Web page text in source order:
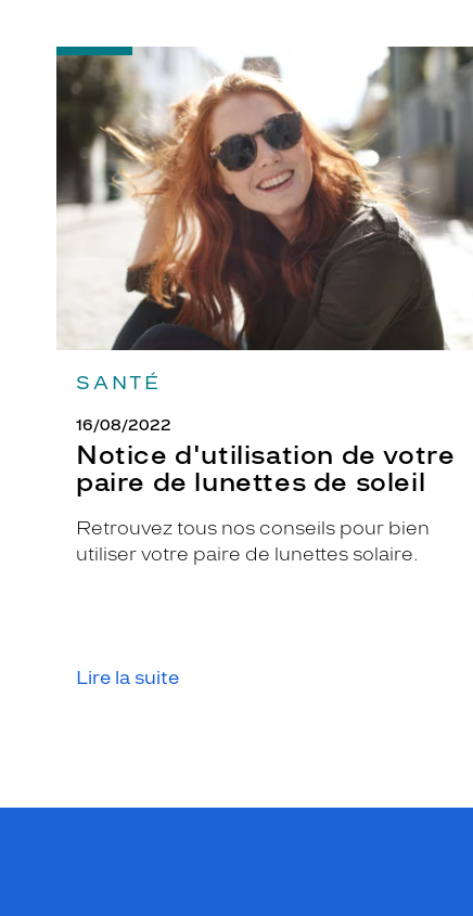
SANTÉ
16/08/2022
Notice d'utilisation de votre
paire de lunettes de soleil
Retrouvez tous nos conseils pour bien
utiliser votre paire de lunettes solaire.
Lire la suite
-
Notice
d'utilisation
votre
paire
de
lunettes
de